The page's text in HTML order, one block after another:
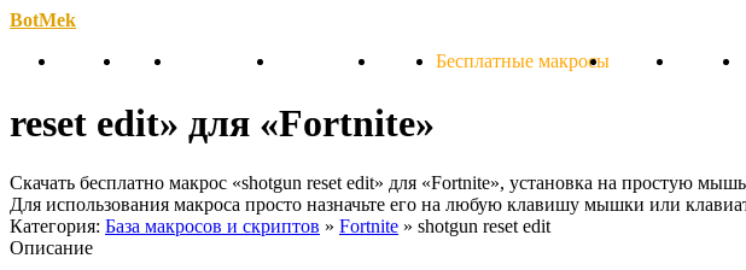
BotMek
Скачать
Обзор Обновления Инструкция Статьи Бесплатные макросы Тарифы Отзывы
reset edit» для «Fortnite»
Скачать бесплатно макрос «shotgun reset edit» для «Fortnite», установка на простую
Для использования макроса просто назначьте его на любую клавишу мышки или
Категория: База макросов и скриптов » Fortnite » shotgun reset edit
Описание